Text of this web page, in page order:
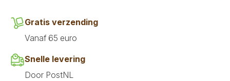
Maxi
Gratis verzending
Vanaf 65 euro
Snelle levering
Door PostNL